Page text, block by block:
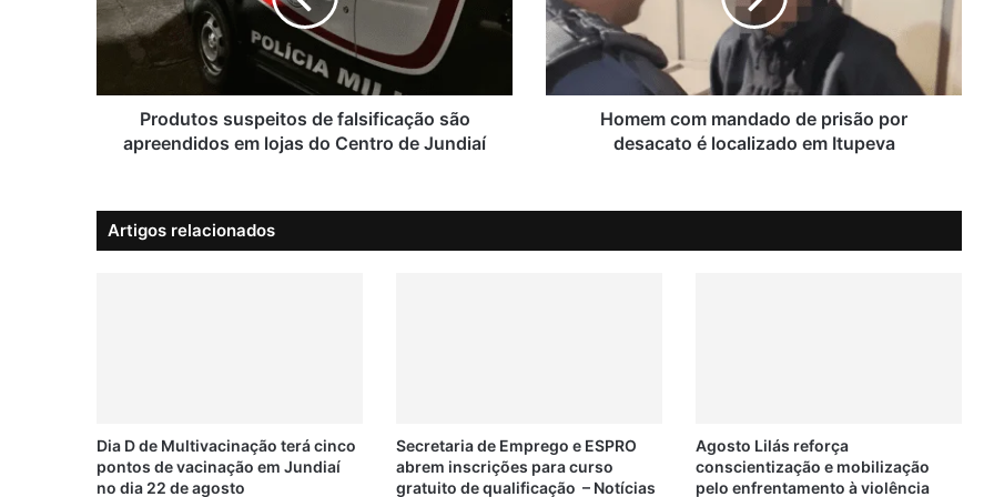
t
o
s
i
o
i
f
i
Produtos suspeitos de falsificação são
apreendidos em lojas do Centro de Jundiaí
c
o
m
m
d
d
p
o
r
Homem com mandado de prisão por
desacato é localizado em Itupeva
Artigos relacionados
Dia D de Multivacinação terá cinco
pontos de vacinação em Jundiaí
no dia 22 de agosto
Secretaria de Emprego e ESPRO
abrem inscrições para curso
gratuito de qualificação – Notícias
Agosto Lilás reforça
conscientização e mobilização
pelo enfrentamento à violência